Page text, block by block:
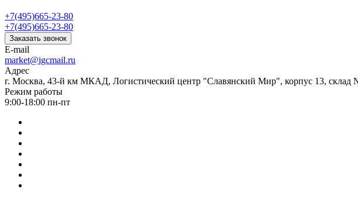
+7(495)665-23-80
+7(495)665-23-80
Заказать звонок
E-mail
market@igcmail.ru
Адрес
г. Москва, 43-й км МКАД, Логистический центр "Славянский Мир", корпус 13, склад
Режим работы
9:00-18:00 пн-пт